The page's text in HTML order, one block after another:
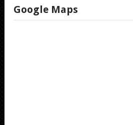
Google Maps